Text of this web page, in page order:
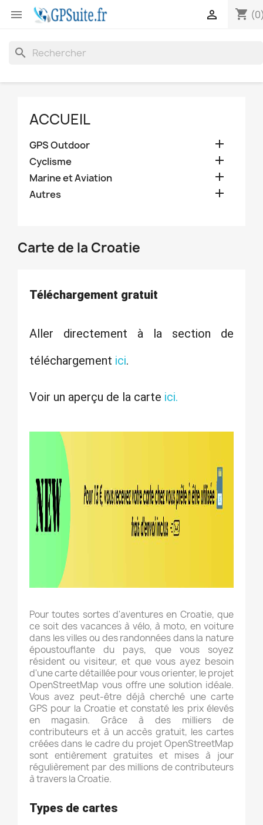
 shopping_cart

search
ACCUEIL
GPS Outdoor 
Cyclisme 
Marine et Aviation 
Autres 
Carte de la Croatie
Téléchargement gratuit
Aller directement à la section de
téléchargement ici.
Voir un aperçu de la carte ici.
Pour toutes sortes d'aventures en Croatie, que
ce soit des vacances à vélo, à moto, en voiture
dans les villes ou des randonnées dans la nature
époustouflante du pays, que vous soyez
résident ou visiteur, et que vous ayez besoin
d'une carte détaillée pour vous orienter, le projet
OpenStreetMap vous offre une solution idéale.
Vous avez peut-être déjà cherché une carte
GPS pour la Croatie et constaté les prix élevés
en magasin. Grâce à des milliers de
contributeurs et à un accès gratuit, les cartes
créées dans le cadre du projet OpenStreetMap
sont entièrement gratuites et mises à jour
régulièrement par des millions de contributeurs
à travers la Croatie.
Types de cartes